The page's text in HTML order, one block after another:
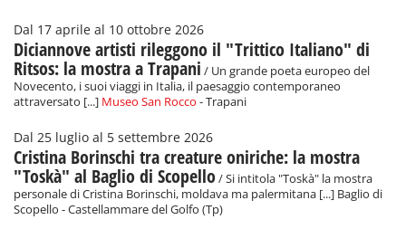
Dal 17 aprile al 10 ottobre 2026
Diciannove artisti rileggono il "Trittico Italiano" di
Ritsos: la mostra a Trapani / Un grande poeta europeo del
Novecento, i suoi viaggi in Italia, il paesaggio contemporaneo
attraversato [...] Museo San Rocco - Trapani
Dal 25 luglio al 5 settembre 2026
Cristina Borinschi tra creature oniriche: la mostra
"Toskà" al Baglio di Scopello/ Si intitola "Toskà" la mostra
personale di Cristina Borinschi, moldava ma palermitana [...] Baglio di
Scopello - Castellammare del Golfo (Tp)